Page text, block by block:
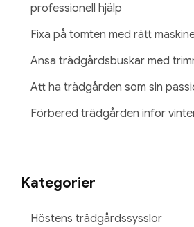
professionell hjälp
Fixa på tomten med rätt
Ansa trädgårdsbuskar med
Att ha trädgården som sin
Förbered trädgården inför
Kategorier
Höstens trädgårdssysslor